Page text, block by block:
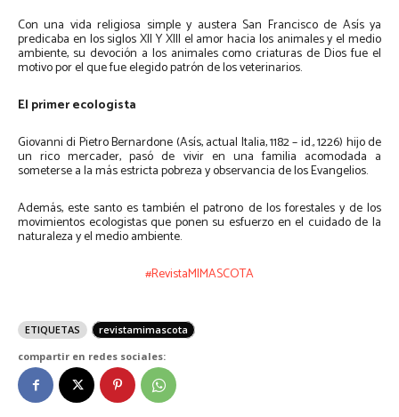
Con una vida religiosa simple y austera San Francisco de Asís ya
predicaba en los siglos XII Y XIII el amor hacia los animales y el medio
ambiente, su devoción a los animales como criaturas de Dios fue el
motivo por el que fue elegido patrón de los veterinarios.
El primer ecologista
Giovanni di Pietro Bernardone (Asís, actual Italia, 1182 – id., 1226) hijo de
un rico mercader, pasó de vivir en una familia acomodada a
someterse a la más estricta pobreza y observancia de los Evangelios.
Además, este santo es también el patrono de los forestales y de los
movimientos ecologistas que ponen su esfuerzo en el cuidado de la
naturaleza y el medio ambiente.
#RevistaMIMASCOTA
ETIQUETAS
revistamimascota
compartir en redes sociales: